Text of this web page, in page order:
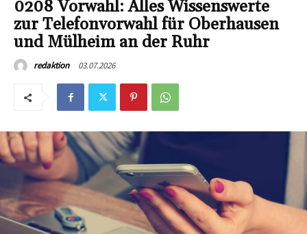
0208 Vorwahl: Alles Wissenswerte
zur Telefonvorwahl für Oberhausen
und Mülheim an der Ruhr
redaktion 03.07.2026